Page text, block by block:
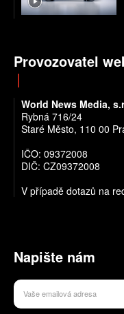
Provozovatel
World News Media,
Rybná 716/24
Staré Město, 110 00
IČO: 09372008
DIČ: CZ09372008
V případě dotazů na
Napište nám